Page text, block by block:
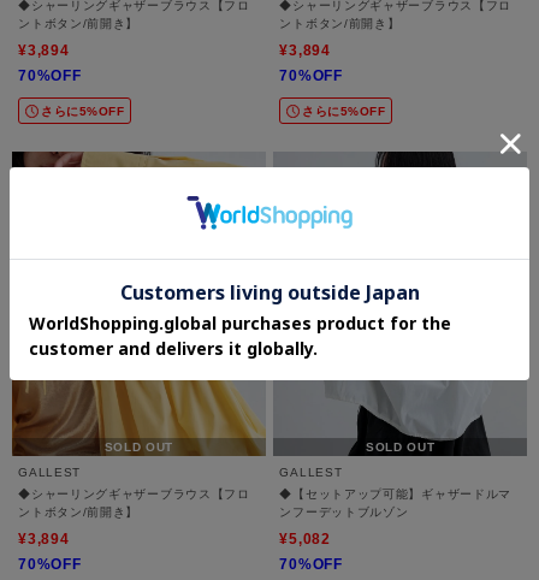
◆シャーリングギャザーブラウス【フロ
ントボタン/前開き】
¥3,894
70%OFF
さらに5%OFF
◆シャーリングギャザーブラウス【フロ
ントボタン/前開き】
¥3,894
70%OFF
さらに5%OFF
SOLD OUT
GALLEST
◆シャーリングギャザーブラウス【フロ
ントボタン/前開き】
¥3,894
70%OFF
SOLD OUT
GALLEST
◆【セットアップ可能】ギャザードルマ
ンフーデットブルゾン
¥5,082
70%OFF